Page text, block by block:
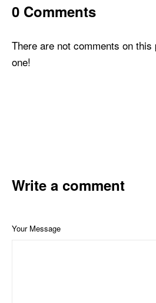
0 Comments
There are not comments on
one!
Write a comment
Your Message